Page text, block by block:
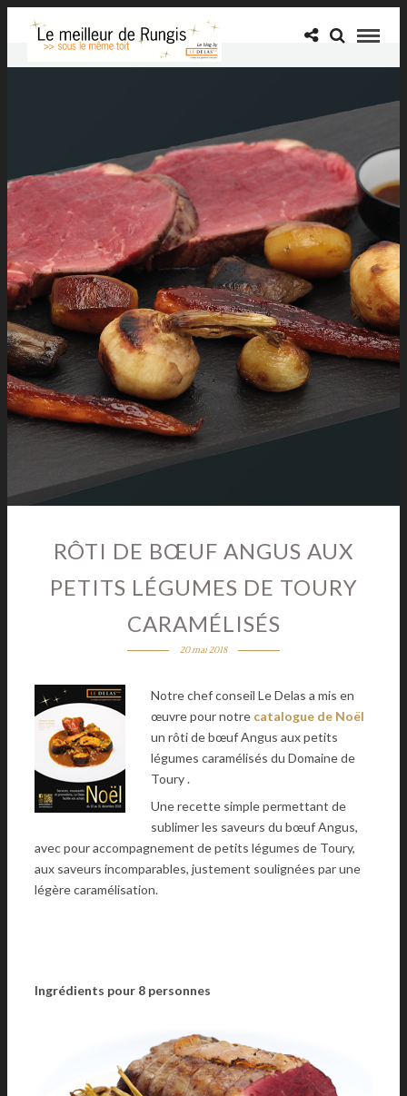
RÔTI DE BŒUF ANGUS AUX
PETITS LÉGUMES DE TOURY
CARAMÉLISÉS
20 mai 2018
Notre chef conseil Le Delas a mis en
œuvre pour notre catalogue de Noël
un rôti de bœuf Angus aux petits
légumes caramélisés du Domaine de
Toury .
Une recette simple permettant de
sublimer les saveurs du bœuf Angus,
avec pour accompagnement de petits légumes de Toury,
aux saveurs incomparables, justement soulignées par une
légère caramélisation.
Ingrédients pour 8 personnes